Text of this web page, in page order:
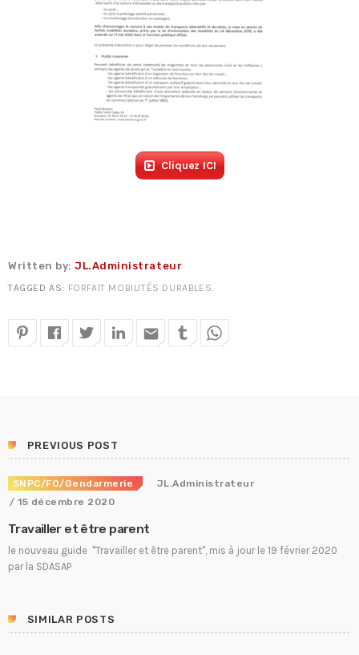
Cliquez ICI
Written by:JL.Administrateur
TAGGED AS: FORFAIT MOBILITÉS DURABLES
email
PREVIOUS POST
SNPC/FO/Gendarmerie
JL.Administrateur
/ 15 décembre 2020
Travailler et être parent
le nouveau guide "Travailler et être parent", mis à jour le 19 février 2020
par la SDASAP
SIMILAR POSTS